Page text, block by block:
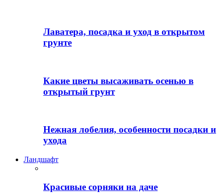
Лаватера, посадка и уход в открытом
грунте
Какие цветы высаживать осенью в
открытый грунт
Нежная лобелия, особенности посадки и
ухода
Ландшафт
Красивые сорняки на даче